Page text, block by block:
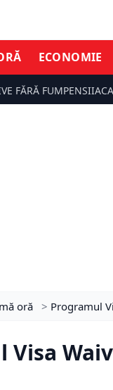
ECONOMIE
FĂRĂ FUMPENSII
oră > Programul
Visa